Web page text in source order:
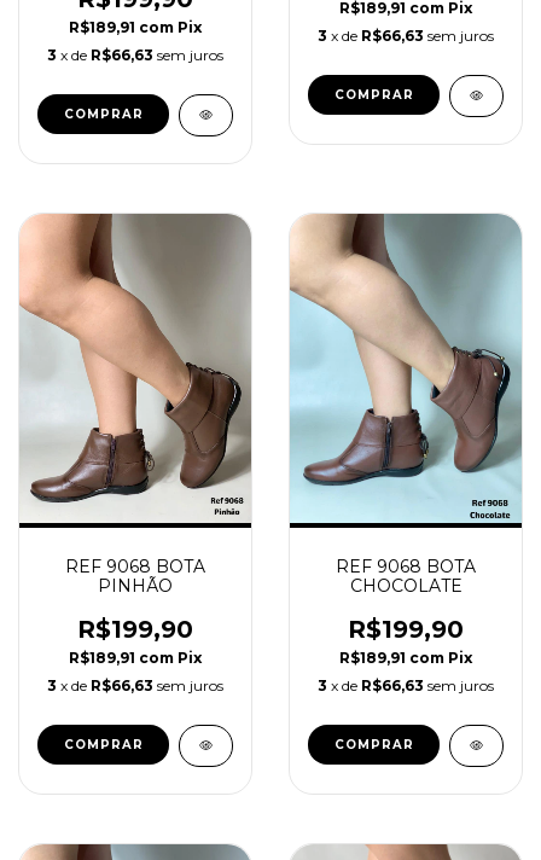
R$189,91 com Pix
3 x de R$66,63 sem juros
COMPRAR
R$189,91 com Pix
3 x de R$66,63 sem juros
COMPRAR
REF 9068 BOTA
PINHÃO
R$199,90
R$189,91 com Pix
3 x de R$66,63 sem juros
COMPRAR
REF 9068 BOTA
CHOCOLATE
R$199,90
R$189,91 com Pix
3 x de R$66,63 sem juros
COMPRAR